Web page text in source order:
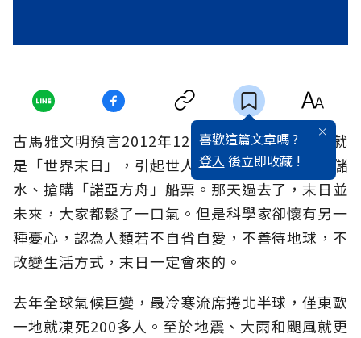
喜歡這篇文章嗎 ?
登入 後立即收藏 !
古馬雅文明預言2012年12月21日黑夜來臨時，就
是「世界末日」，引起世人恐慌，很多人儲糧、儲
水、搶購「諾亞方舟」船票。那天過去了，末日並
未來，大家都鬆了一口氣。但是科學家卻懷有另一
種憂心，認為人類若不自省自愛，不善待地球，不
改變生活方式，末日一定會來的。
去年全球氣候巨變，最冷寒流席捲北半球，僅東歐
一地就凍死200多人。至於地震、大雨和颶風就更